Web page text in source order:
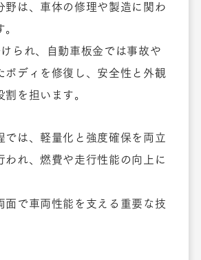
野は、車体の修理や製造に関わ
られ、自動車板金では事故や
ボディを修復し、安全性と外観
割を担います。
では、軽量化と強度確保を両立
われ、燃費や走行性能の向上に
面で車両性能を支える重要な技